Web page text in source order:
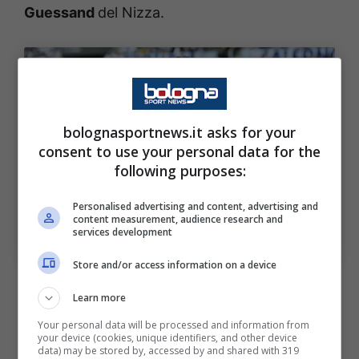
Guessand del Nizza.
Sebastiano Esposito (ph. Image Sport)
Il mercato in uscita, da
Karlsson a Corazza
bolognasportnews.it asks for your
consent to use your personal data for the
following purposes:
Personalised advertising and content, advertising and
content measurement, audience research and
services development
Store and/or access information on a device
Learn more
Your personal data will be processed and information from
your device (cookies, unique identifiers, and other device
data) may be stored by, accessed by and shared with 319